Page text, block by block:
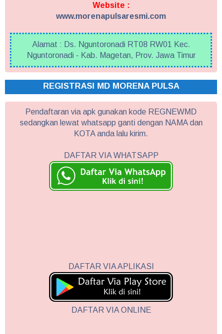
Website :
www.morenapulsaresmi.com
Alamat : Ds. Nguntoronadi RT08 RW01 Kec.
Nguntoronadi - Kab. Magetan, Prov. Jawa Timur
REGISTRASI MD MORENA PULSA
Pendaftaran via apk gunakan kode REGNEWMD
sedangkan lewat whatsapp ganti dengan NAMA dan
KOTA anda lalu kirim.
DAFTAR VIA WHATSAPP
DAFTAR VIA APLIKASI
DAFTAR VIA ONLINE